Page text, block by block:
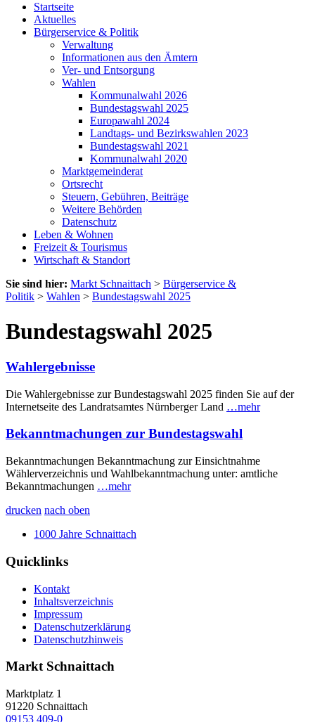
Startseite
Aktuelles
Bürgerservice & Politik
Verwaltung
Informationen aus den Ämtern
Ver- und Entsorgung
Wahlen
Kommunalwahl 2026
Bundestagswahl 2025
Europawahl 2024
Landtags- und Bezirkswahlen 2023
Bundestagswahl 2021
Kommunalwahl 2020
Marktgemeinderat
Ortsrecht
Steuern, Gebühren, Beiträge
Weitere Behörden
Datenschutz
Leben & Wohnen
Freizeit & Tourismus
Wirtschaft & Standort
Sie sind hier: Markt Schnaittach > Bürgerservice &
Politik > Wahlen > Bundestagswahl 2025
Bundestagswahl 2025
Wahlergebnisse
Die Wahlergebnisse zur Bundestagswahl 2025 finden Sie auf der
Internetseite des Landratsamtes Nürnberger Land …mehr
Bekanntmachungen zur Bundestagswahl
Bekanntmachungen Bekanntmachung zur Einsichtnahme
Wählerverzeichnis und Wahlbekanntmachung unter: amtliche
Bekanntmachungen …mehr
drucken nach oben
1000 Jahre Schnaittach
Quicklinks
Kontakt
Inhaltsverzeichnis
Impressum
Datenschutzerklärung
Datenschutzhinweis
Markt Schnaittach
Marktplatz 1
91220 Schnaittach
09153 409-0